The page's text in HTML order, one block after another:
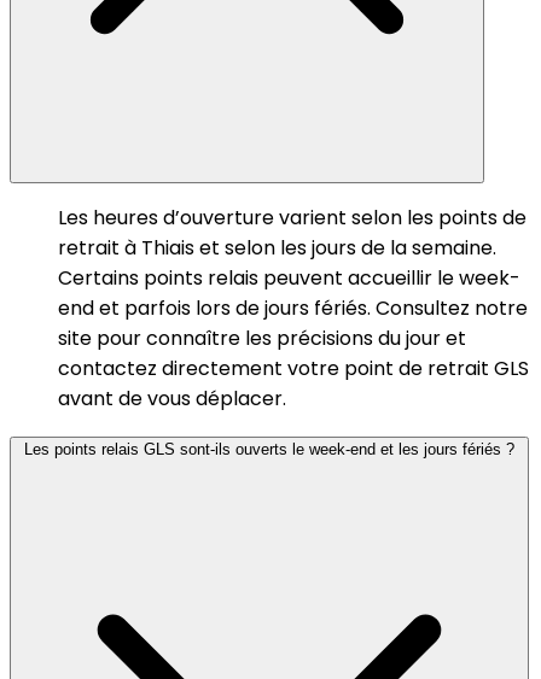
Les heures d’ouverture varient selon les points de
retrait à Thiais et selon les jours de la semaine.
Certains points relais peuvent accueillir le week-
end et parfois lors de jours fériés. Consultez notre
site pour connaître les précisions du jour et
contactez directement votre point de retrait GLS
avant de vous déplacer.
Les points relais GLS sont-ils ouverts le week-end et les jours fériés ?